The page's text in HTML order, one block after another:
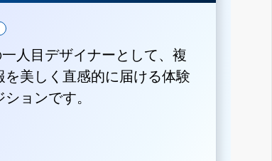
人目デザイナーとして、複
を美しく直感的に届ける体験
ョンです。